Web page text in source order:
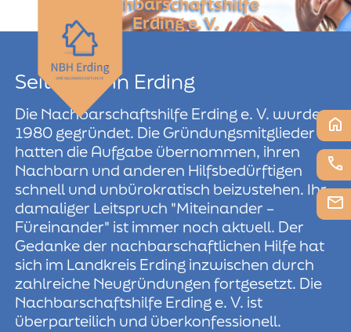
Erding e. V.
home
phone
email
Seit 1980 in Erding
Die Nachbarschaftshilfe Erding e. V. wurde
1980 gegründet. Die Gründungsmitglieder
hatten die Aufgabe übernommen, ihren
Nachbarn und anderen Hilfsbedürftigen
schnell und unbürokratisch beizustehen. Ihr
damaliger Leitspruch "Miteinander –
Füreinander" ist immer noch aktuell. Der
Gedanke der nachbarschaftlichen Hilfe hat
sich im Landkreis Erding inzwischen durch
zahlreiche Neugründungen fortgesetzt. Die
Nachbarschaftshilfe Erding e. V. ist
überparteilich und überkonfessionell.